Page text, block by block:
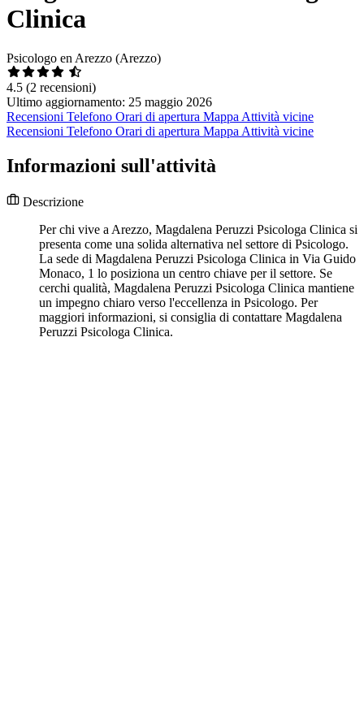
Clinica
Psicologo en Arezzo (Arezzo)
4.5 (2 recensioni)
Ultimo aggiornamento: 25 maggio 2026
Recensioni Telefono Orari di apertura Mappa Attività vicine
Recensioni Telefono Orari di apertura Mappa Attività vicine
Informazioni sull'attività
Descrizione
Per chi vive a Arezzo, Magdalena Peruzzi Psicologa Clinica si
presenta come una solida alternativa nel settore di Psicologo.
La sede di Magdalena Peruzzi Psicologa Clinica in Via Guido
Monaco, 1 lo posiziona un centro chiave per il settore. Se
cerchi qualità, Magdalena Peruzzi Psicologa Clinica mantiene
un impegno chiaro verso l'eccellenza in Psicologo. Per
maggiori informazioni, si consiglia di contattare Magdalena
Peruzzi Psicologa Clinica.